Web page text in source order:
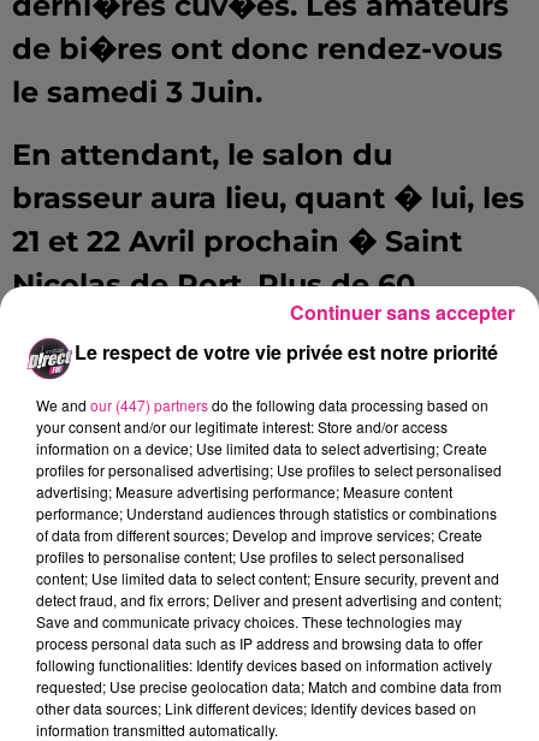
de bi�res ont donc rendez-vous
le samedi 3 Juin.
En attendant, le salon du
brasseur aura lieu, quant � lui, les
21 et 22 Avril prochain � Saint
Nicolas de Port. Plus de 60
exposants, tous d�di�s au
brassage artisanal ou amateur,
seront pr�sents. Conf�rences et
d�monstrations de brassage
seront �galement au
programme.
Infos pratiques :�
Salon du Brasseur: Saint Nicolas
de Port, 5 � par jour, 10h-18h.
Le respect de votre vie privée est notre priorité
We and our (447) partnersdo the following data processing based on
your consent and/or our legitimate interest: Store and/or access
information on a device; Use limited data to select advertising; Create
profiles for personalised advertising; Use profiles to select personalised
advertising; Measure advertising performance; Measure content
performance; Understand audiences through statistics or combinations
of data from different sources; Develop and improve services; Create
profiles to personalise content; Use profiles to select personalised
content; Use limited data to select content; Ensure security, prevent and
detect fraud, and fix errors; Deliver and present advertising and content;
Save and communicate privacy choices. These technologies may
process personal data such as IP address and browsing data to offer
following functionalities: Identify devices based on information actively
requested; Use precise geolocation data; Match and combine data from
other data sources; Link different devices; Identify devices based on
information transmitted automatically.
Continuer sans accepter